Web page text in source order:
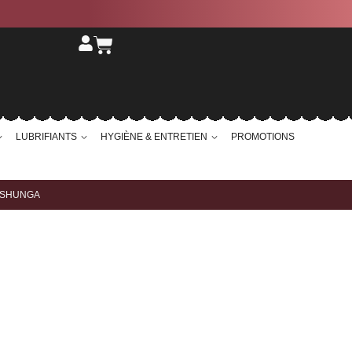
LUBRIFIANTS HYGIÈNE & ENTRETIEN PROMOTIONS